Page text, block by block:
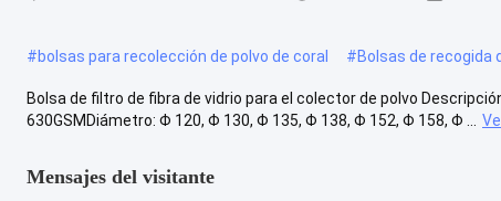
#bolsas para recolección de polvo de coral #Bolsas de recogida
Bolsa de filtro de fibra de vidrio para el colector de polvo
630GSMDiámetro: Φ 120, Φ 130, Φ 135, Φ 138, Φ 152, Φ 158, Φ ...
Mensajes del visitante